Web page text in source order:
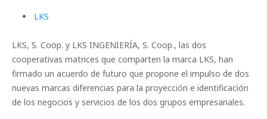
LKS
LKS, S. Coop. y LKS INGENIERÍA, S. Coop., las dos
cooperativas matrices que comparten la marca LKS, han
firmado un acuerdo de futuro que propone el impulso de dos
nuevas marcas diferencias para la proyección e identificación
de los negocios y servicios de los dos grupos empresariales.